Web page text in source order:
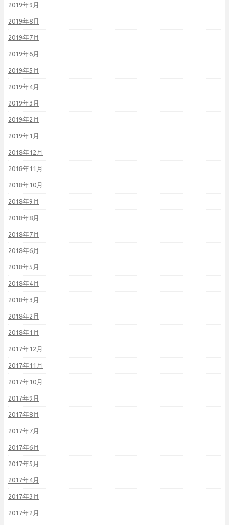
2019年9月
2019年8月
2019年7月
2019年6月
2019年5月
2019年4月
2019年3月
2019年2月
2019年1月
2018年12月
2018年11月
2018年10月
2018年9月
2018年8月
2018年7月
2018年6月
2018年5月
2018年4月
2018年3月
2018年2月
2018年1月
2017年12月
2017年11月
2017年10月
2017年9月
2017年8月
2017年7月
2017年6月
2017年5月
2017年4月
2017年3月
2017年2月